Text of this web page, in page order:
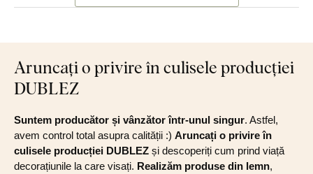
Aruncați o privire în culisele producției
DUBLEZ
Suntem producător și vânzător într-unul singur. Astfel,
avem control total asupra calității :) Aruncați o privire în
culisele producției DUBLEZ și descoperiți cum prind viață
decorațiunile la care visați. Realizăm produse din lemn,